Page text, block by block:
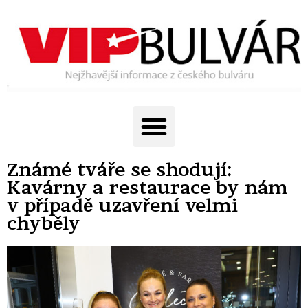
Známé tváře se shodují:
Kavárny a restaurace by nám
v případě uzavření velmi
chyběly